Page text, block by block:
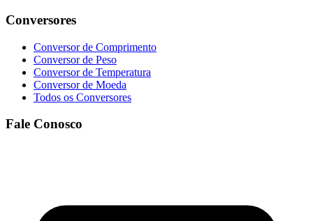
Conversores
Conversor de Comprimento
Conversor de Peso
Conversor de Temperatura
Conversor de Moeda
Todos os Conversores
Fale Conosco